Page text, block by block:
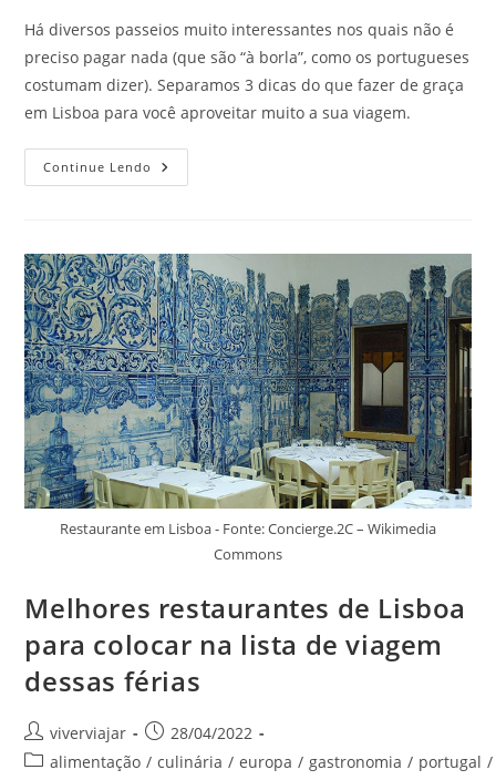
post:
Há diversos passeios muito interessantes nos quais não é
preciso pagar nada (que são “à borla”, como os portugueses
costumam dizer). Separamos 3 dicas do que fazer de graça
em Lisboa para você aproveitar muito a sua viagem.
Continue Lendo
Dicas
Graça
Em
Lisboa
E
Aproveitar
Ao
Máximo
A
Cidade
Restaurante em Lisboa - Fonte: Concierge.2C – Wikimedia
Commons
Melhores restaurantes de Lisboa
para colocar na lista de viagem
dessas férias
Autor
do
viverviajar
Post
publicado:
28/04/2022
Categoria
alimentação / culinária / europa / gastronomia / portugal /